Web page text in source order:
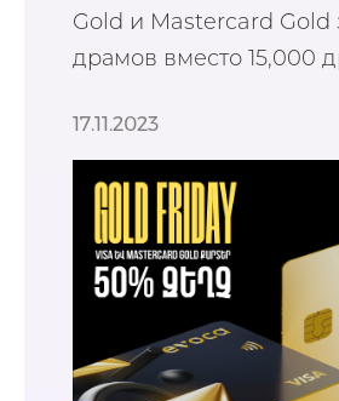
Gold и Mastercard Gold
драмов вместо 15,000
17.11.2023